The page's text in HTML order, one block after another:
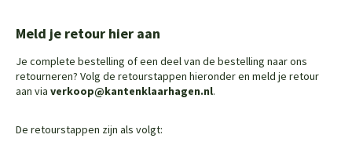
Meld je retour hier aan
Je complete bestelling of een deel van de bestelling naar ons
retourneren? Volg de retourstappen hieronder en meld je retour
aan via verkoop@kantenklaarhagen.nl.
De retourstappen zijn als volgt: